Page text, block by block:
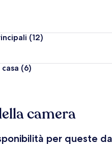
(12)
(6)
camera
per queste